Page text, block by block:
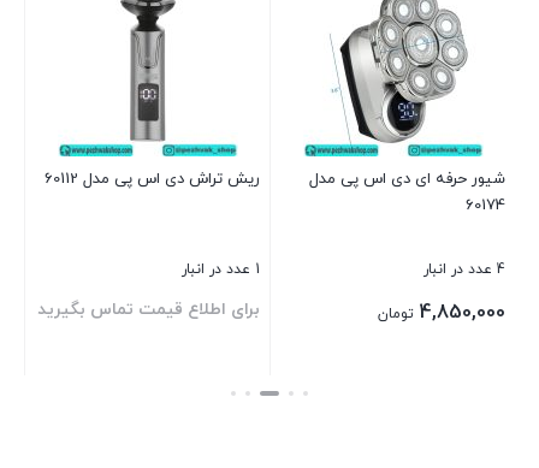
شیور حرفه ای دی اس پی مدل
60174
4 عدد در انبار
4,850,000 تومان
ریش تراش دی اس پی مدل 60112
1 عدد در انبار
برای اطلاع قیمت تماس بگیرید
بستن